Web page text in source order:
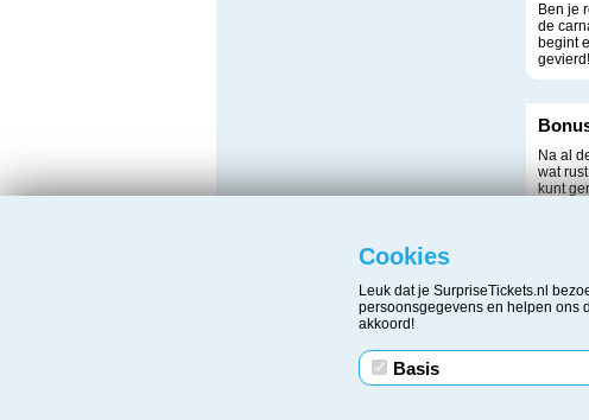
Ben je
de
begint
gevierd!
Na al
wat
kunt
Nog
Cookies
Leuk dat je SurpriseTickets.nl
persoonsgegevens en helpen ons
akkoord!
Basis